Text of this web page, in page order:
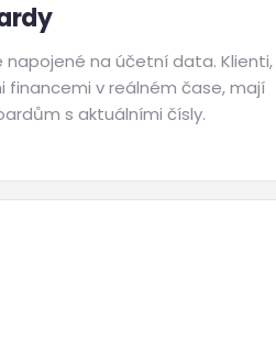
na účetní data. Klienti,
v reálném čase, mají
s aktuálními čísly.